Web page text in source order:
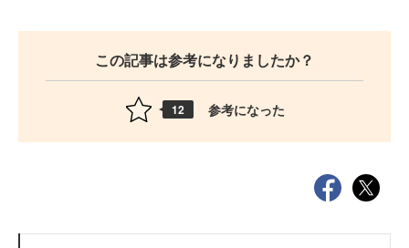
この記事は参考になりましたか？
12 参考になった